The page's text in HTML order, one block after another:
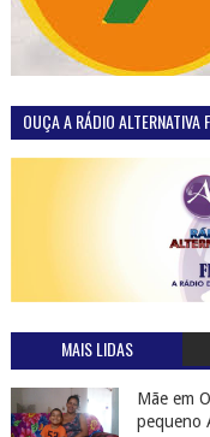
OUÇA A RÁDIO
MAIS LIDAS
Mãe em
pequeno